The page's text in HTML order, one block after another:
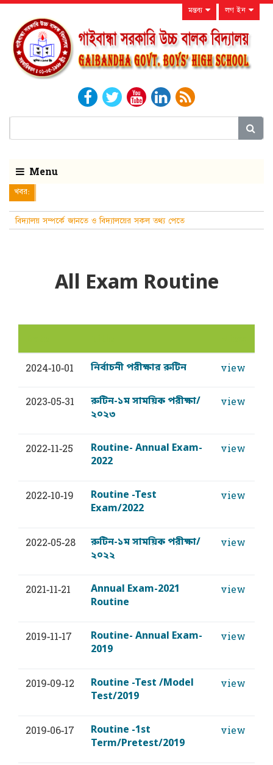
মন্তব্য লগ ইন
Menu
খবর:
বিদ্যালয় সম্পর্কে জানতে ও বিদ্যালয়ের সকল তথ্য পেতে
All Exam Routine
2024-10-01 নির্বাচনী পরীক্ষার রুটিন view
2023-05-31
রুটিন-১ম সাময়িক পরীক্ষা/
২০২৩
view
2022-11-25
Routine- Annual Exam-
2022
view
2022-10-19
Routine -Test
Exam/2022
view
2022-05-28
রুটিন-১ম সাময়িক পরীক্ষা/
২০২২
view
2021-11-21
Annual Exam-2021
Routine
view
2019-11-17
Routine- Annual Exam-
2019
view
2019-09-12
Routine -Test /Model
Test/2019
view
2019-06-17
Routine -1st
Term/Pretest/2019
view